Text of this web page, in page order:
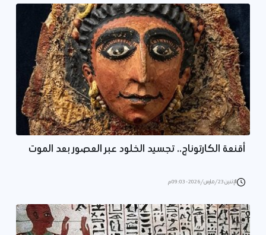
أقنعة الكارتوناج.. تجسيد الخلود عبر العصور بعد الموت
الإثنين 23/مارس/2026 - 09:03 م